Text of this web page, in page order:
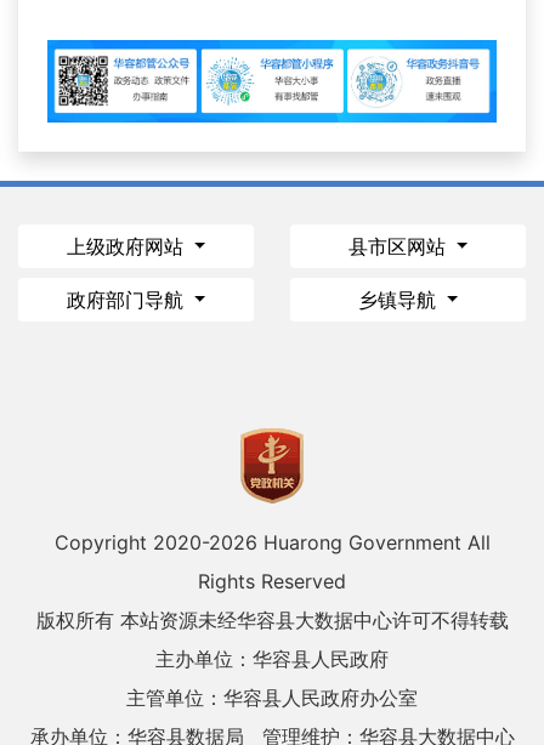
上级政府网站 县市区网站
政府部门导航 乡镇导航
Copyright 2020-2026 Huarong Government All
Rights Reserved
版权所有 本站资源未经华容县大数据中心许可不得转载
主办单位：华容县人民政府
主管单位：华容县人民政府办公室
承办单位：华容县数据局
管理维护：华容县大数据中心